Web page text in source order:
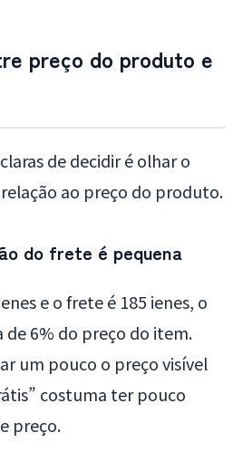
preço do produto e
de decidir é olhar o
ao preço do produto.
do frete é pequena
e o frete é 185 ienes, o
6% do preço do item.
um pouco o preço visível
costuma ter pouco
preço.